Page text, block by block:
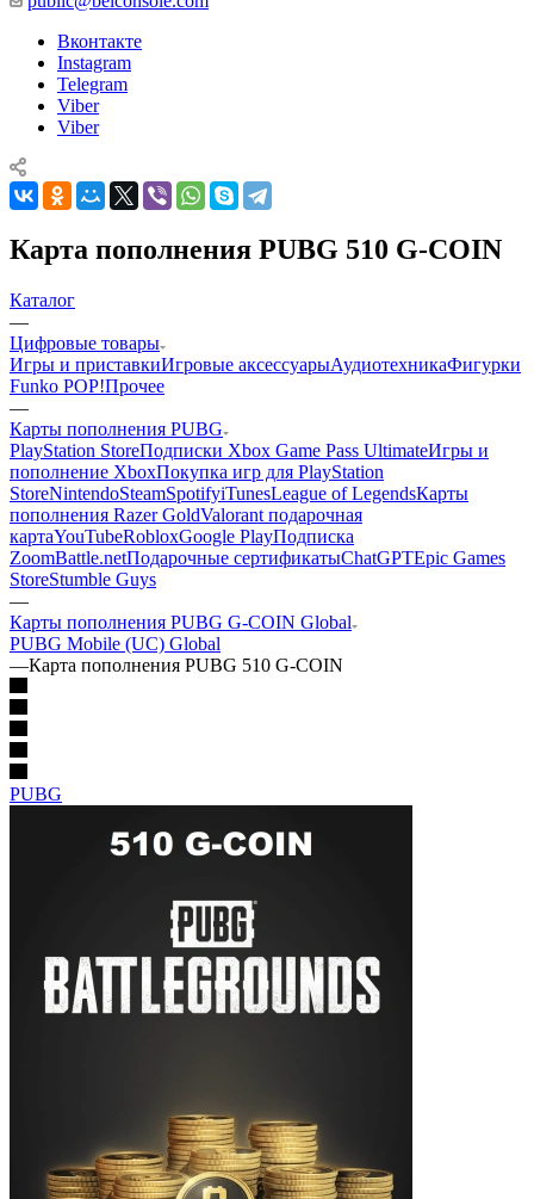
Вконтакте
Instagram
Telegram
Viber
Viber
Карта пополнения PUBG 510 G-COIN
Каталог
—
Цифровые товары
Игры и приставкиИгровые аксессуарыАудиотехникаФигурки
Funko POP!Прочее
—
Карты пополнения PUBG
PlayStation StoreПодписки Xbox Game Pass UltimateИгры и
пополнение XboxПокупка игр для PlayStation
StoreNintendoSteamSpotifyiTunesLeague of LegendsКарты
пополнения Razer GoldValorant подарочная
картаYouTubeRobloxGoogle PlayПодписка
ZoomBattle.netПодарочные сертификатыChatGPTEpic Games
StoreStumble Guys
—
Карты пополнения PUBG G-COIN Global
PUBG Mobile (UC) Global
—Карта пополнения PUBG 510 G-COIN
PUBG